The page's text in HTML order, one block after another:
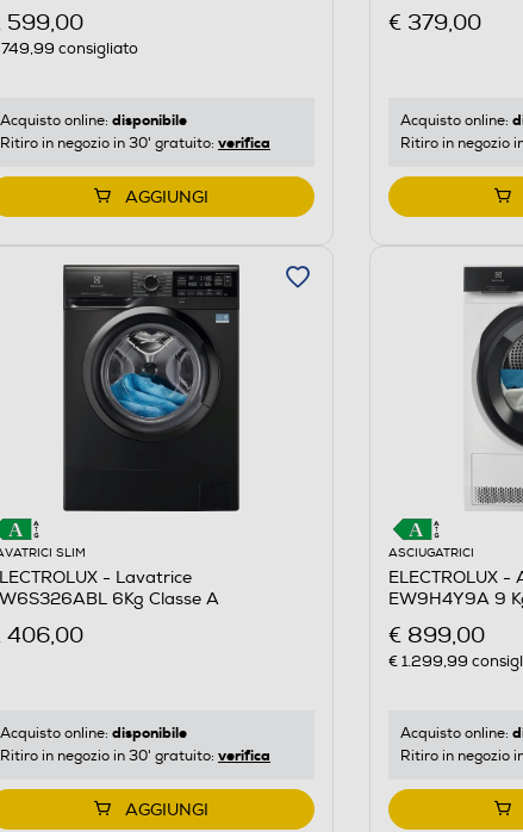
599,00
consigliato
Acquisto online: disponibile
Ritiro in negozio in 30' gratuito: verifica
AGGIUNGI
€ 379,00
Acquisto online:
Ritiro in negozio
SLIM
- Lavatrice
6Kg Classe A
406,00
Acquisto online: disponibile
Ritiro in negozio in 30' gratuito: verifica
AGGIUNGI
ASCIUGATRICI
ELECTROLUX -
EW9H4Y9A 9
€ 899,00
€ 1.299,99
Acquisto online:
Ritiro in negozio